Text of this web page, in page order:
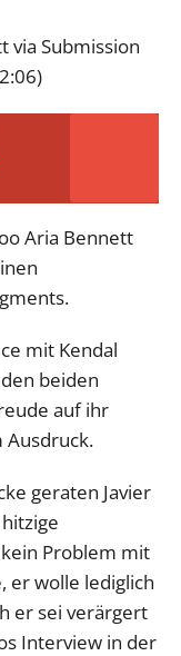
via Submission
Aria Bennett
mit Kendal
beiden
auf ihr
Ausdruck.
geraten Javier
Problem mit
er wolle lediglich
er sei verärgert
Interview in der